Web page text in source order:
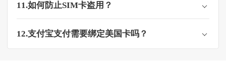
11.如何防止SIM卡盗用？​
12.支付宝支付需要绑定美国卡吗？